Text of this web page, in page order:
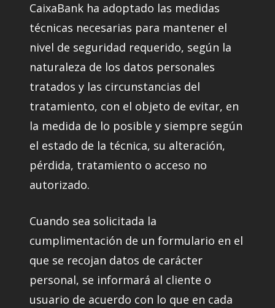
CaixaBank ha adoptado las medidas
técnicas necesarias para mantener el
nivel de seguridad requerido, según la
naturaleza de los datos personales
tratados y las circunstancias del
tratamiento, con el objeto de evitar, en
la medida de lo posible y siempre según
el estado de la técnica, su alteración,
pérdida, tratamiento o acceso no
autorizado.
Cuando sea solicitada la
cumplimentación de un formulario en el
que se recojan datos de carácter
personal, se informará al cliente o
usuario de acuerdo con lo que en cada